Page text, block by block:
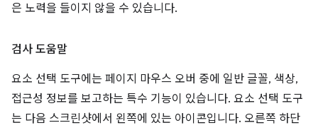
은 노력을 들이지 않을 수 있습니다.
검사 도움말
요소 선택 도구에는 페이지 마우스 오버 중에 일반 글꼴, 색상,
접근성 정보를 보고하는 특수 기능이 있습니다. 요소 선택 도구
는 다음 스크린샷에서 왼쪽에 있는 아이콘입니다. 오른쪽 하단